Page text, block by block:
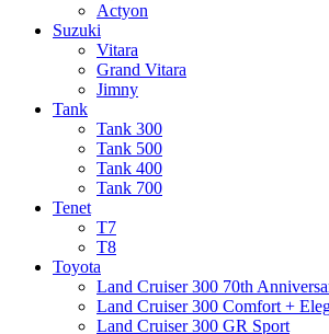
Actyon
Suzuki
Vitara
Grand Vitara
Jimny
Tank
Tank 300
Tank 500
Tank 400
Tank 700
Tenet
T7
T8
Toyota
Land Cruiser 300 70th
Land Cruiser 300 Comfort +
Land Cruiser 300 GR Sport